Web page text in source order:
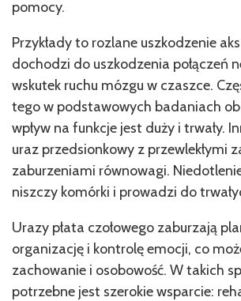
pomocy.
Przykłady to rozlane uszkodzenie
dochodzi do uszkodzenia połączeń
wskutek ruchu mózgu w czaszce.
tego w podstawowych badaniach
wpływ na funkcje jest duży i trwały.
uraz przedsionkowy z przewlekłymi
zaburzeniami równowagi.
niszczy komórki i prowadzi do
Urazy płata czołowego zaburzają
organizację i kontrolę emocji, co
zachowanie i osobowość. W takich
potrzebne jest szerokie wsparcie: